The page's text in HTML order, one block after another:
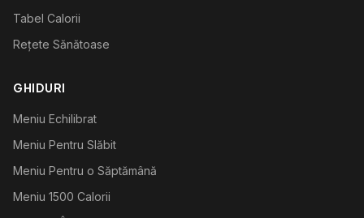
Tabel Calorii
Rețete Sănătoase
GHIDURI
Meniu Echilibrat
Meniu Pentru Slăbit
Meniu Pentru o Săptămână
Meniu 1500 Calorii